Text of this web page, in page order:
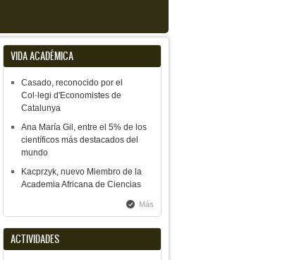
VIDA ACADÉMICA
Casado, reconocido por el
Col·legi d'Economistes de
Catalunya
Ana María Gil, entre el 5% de los
científicos más destacados del
mundo
Kacprzyk, nuevo Miembro de la
Academia Africana de Ciencias
Más
ACTIVIDADES